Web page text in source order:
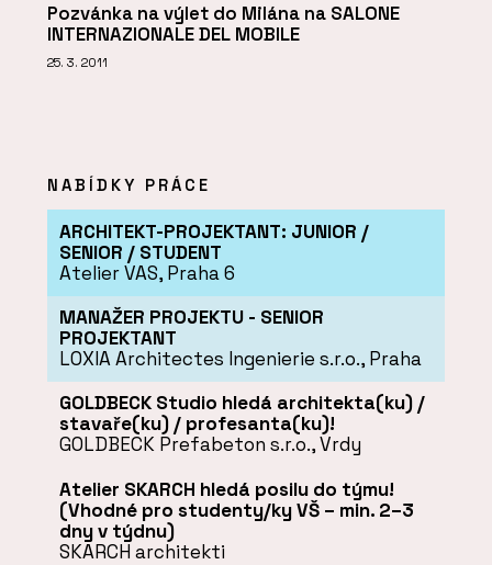
Pozvánka na výlet do Milána na SALONE
INTERNAZIONALE DEL MOBILE
25. 3. 2011
NABÍDKY PRÁCE
ARCHITEKT-PROJEKTANT: JUNIOR /
SENIOR / STUDENT
Atelier VAS, Praha 6
MANAŽER PROJEKTU - SENIOR
PROJEKTANT
LOXIA Architectes Ingenierie s.r.o., Praha
GOLDBECK Studio hledá architekta(ku) /
stavaře(ku) / profesanta(ku)!
GOLDBECK Prefabeton s.r.o., Vrdy
Atelier SKARCH hledá posilu do týmu!
(Vhodné pro studenty/ky VŠ – min. 2–3
dny v týdnu)
SKARCH architekti